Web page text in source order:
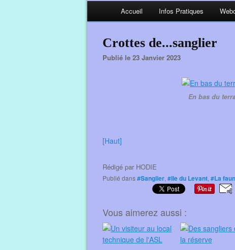
Accueil Infos Pratiques
Crottes de...sanglier
Publié le 23 Janvier 2023
En bas du
[Haut]
Rédigé par HODIE
Publié dans#Sanglier, #Ile du Levant, #La
Vous aimerez aussi :